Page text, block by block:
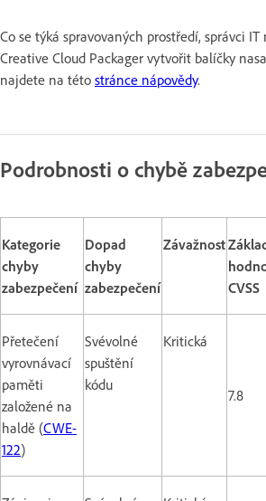
Co se týká spravovaných prostředí, správci
Creative Cloud Packager vytvořit balíčky
najdete na této stránce nápovědy.
Podrobnosti o chybě
Kategorie
chyby
zabezpečení
Dopad
chyby
zabezpečení
Závažnost
CVSS
Přetečení
vyrovnávací
paměti
založené na
haldě (CWE-
122)
Svévolné
spuštění
kódu
Kritická
7.8